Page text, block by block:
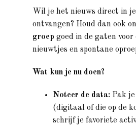
Wil je het nieuws direct in
ontvangen? Houd dan ook
groep goed in de gaten
nieuwtjes en spontane
Wat kun je nu doen?
Noteer de data: Pak
(digitaal of die op de
schrijf je favoriete